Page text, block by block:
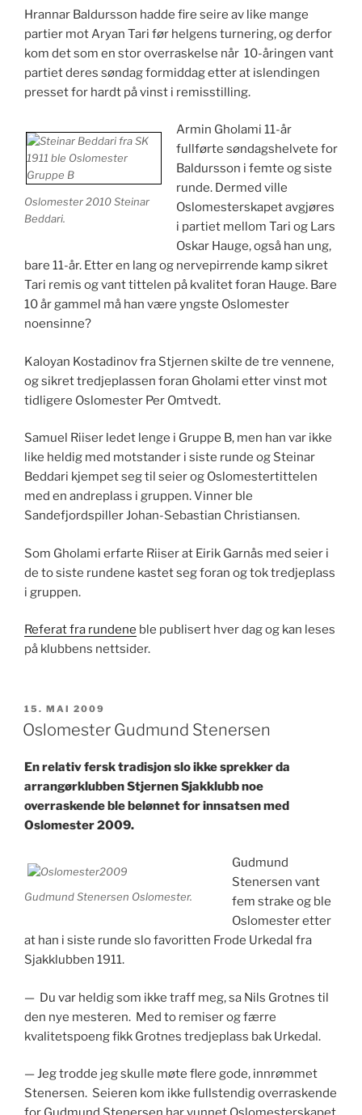
Hrannar Baldursson hadde fire seire av like mange
partier mot Aryan Tari før helgens turnering, og derfor
kom det som en stor overraskelse når 10-åringen vant
partiet deres søndag formiddag etter at islendingen
presset for hardt på vinst i remisstilling.
Oslomester 2010 Steinar
Beddari.
Armin Gholami 11-år
fullførte søndagshelvete for
Baldursson i femte og siste
runde. Dermed ville
Oslomesterskapet avgjøres
i partiet mellom Tari og Lars
Oskar Hauge, også han ung,
bare 11-år. Etter en lang og nervepirrende kamp sikret
Tari remis og vant tittelen på kvalitet foran Hauge. Bare
10 år gammel må han være yngste Oslomester
noensinne?
Kaloyan Kostadinov fra Stjernen skilte de tre vennene,
og sikret tredjeplassen foran Gholami etter vinst mot
tidligere Oslomester Per Omtvedt.
Samuel Riiser ledet lenge i Gruppe B, men han var ikke
like heldig med motstander i siste runde og Steinar
Beddari kjempet seg til seier og Oslomestertittelen
med en andreplass i gruppen. Vinner ble
Sandefjordspiller Johan-Sebastian Christiansen.
Som Gholami erfarte Riiser at Eirik Garnås med seier i
de to siste rundene kastet seg foran og tok tredjeplass
i gruppen.
Referat fra rundene ble publisert hver dag og kan leses
på klubbens nettsider.
PUBLISERT
15. MAI 2009
Oslomester Gudmund Stenersen
En relativ fersk tradisjon slo ikke sprekker da
arrangørklubben Stjernen Sjakklubb noe
overraskende ble belønnet for innsatsen med
Oslomester 2009.
Gudmund Stenersen Oslomester.
Gudmund
Stenersen vant
fem strake og ble
Oslomester etter
at han i siste runde slo favoritten Frode Urkedal fra
Sjakklubben 1911.
— Du var heldig som ikke traff meg, sa Nils Grotnes til
den nye mesteren. Med to remiser og færre
kvalitetspoeng fikk Grotnes tredjeplass bak Urkedal.
— Jeg trodde jeg skulle møte flere gode, innrømmet
Stenersen. Seieren kom ikke fullstendig overraskende